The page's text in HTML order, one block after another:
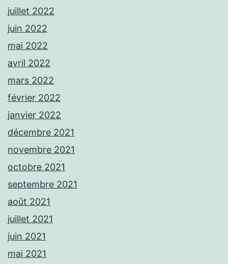
juillet 2022
juin 2022
mai 2022
avril 2022
mars 2022
février 2022
janvier 2022
décembre 2021
novembre 2021
octobre 2021
septembre 2021
août 2021
juillet 2021
juin 2021
mai 2021